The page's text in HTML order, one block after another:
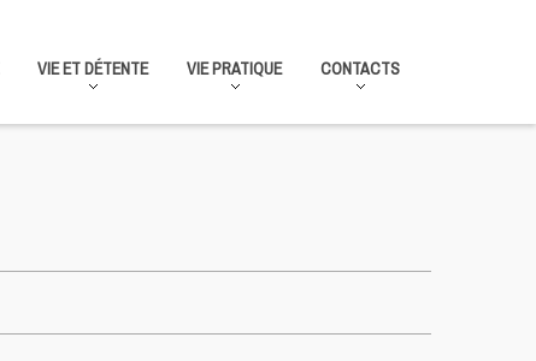
VIE ET DÉTENTE VIE PRATIQUE CONTACTS